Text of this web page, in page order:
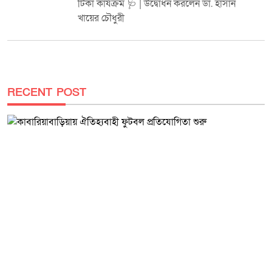
এবং তদন্তের ভিত্তিতে মৃত্যুর প্রকৃত কারণ উদঘাটন করে প্রয়োজনীয় আইনগত
টিকা কার্যক্রম 🩺 | উদ্বোধন করলেন ডা. হাসান
খায়ের চৌধুরী
RECENT POST